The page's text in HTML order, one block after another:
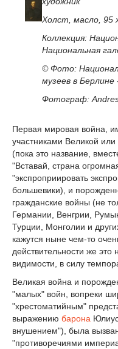
Холст, масло, 95
Коллекция:
Национальная
© Фото:
музеев в Берлине
Фотограф:
Первая мировая война,
участниками Великой
(пока это название,
"Вставай, страна
"экспроприировать
большевики), и
гражданские войны (не
Германии, Венгрии,
Турции, Монголии и
кажутся ныне чем-то
действительности же это
видимости, в силу
Великая война и
"малых" войн, вопреки
"хрестоматийным"
выражению барона
внушением"), была
"противоречиями